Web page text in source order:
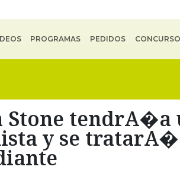
PROGRAMAS PEDIDOS
Stone tendrA�a
y se